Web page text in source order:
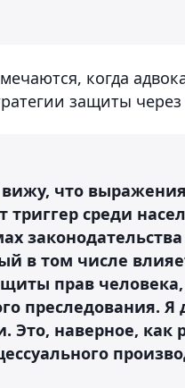
когда
защиты
что
среди
в том числе
прав
преследования.
Это, наверное, как